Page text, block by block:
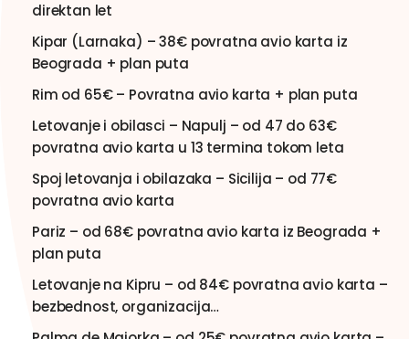
direktan let
Kipar (Larnaka) – 38€ povratna avio karta iz
Beograda + plan puta
Rim od 65€ – Povratna avio karta + plan puta
Letovanje i obilasci – Napulj – od 47 do 63€
povratna avio karta u 13 termina tokom leta
Spoj letovanja i obilazaka – Sicilija – od 77€
povratna avio karta
Pariz – od 68€ povratna avio karta iz Beograda +
plan puta
Letovanje na Kipru – od 84€ povratna avio karta –
bezbednost, organizacija…